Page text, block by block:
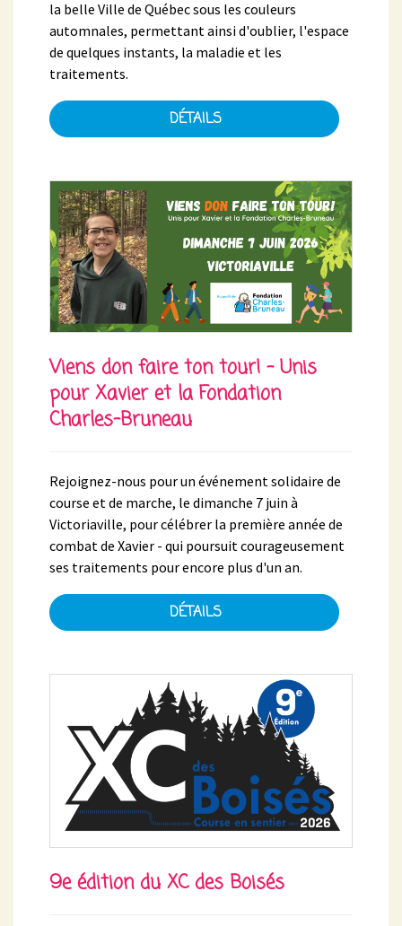
la belle Ville de Québec sous les couleurs
automnales, permettant ainsi d'oublier, l'espace
de quelques instants, la maladie et les
traitements.
DÉTAILS
Viens don faire ton tour! - Unis
pour Xavier et la Fondation
Charles-Bruneau
Rejoignez-nous pour un événement solidaire de
course et de marche, le dimanche 7 juin à
Victoriaville, pour célébrer la première année de
combat de Xavier - qui poursuit courageusement
ses traitements pour encore plus d'un an.
DÉTAILS
9e édition du XC des Boisés